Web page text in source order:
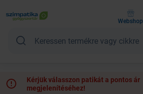
Webshop
Kérjük válasszon patikát a pontos ár
megjelenítéséhez!